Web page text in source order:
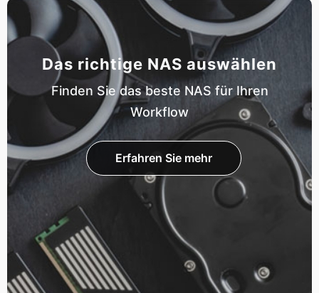
Das richtige NAS auswählen
Finden Sie das beste NAS für Ihren
Workflow
Erfahren Sie mehr